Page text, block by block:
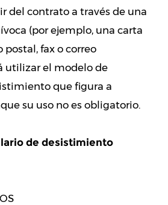
del contrato a través de una
(por ejemplo, una carta
postal, fax o correo
utilizar el modelo de
que figura a
su uso no es obligatorio.
de desistimiento